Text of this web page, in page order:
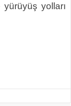
yolları